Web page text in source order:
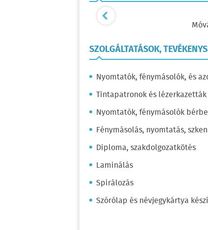
SZOLGÁLTATÁSOK,
Nyomtatók, fénymásolók, és
Tintapatronok és
Nyomtatók, fénymásolók
Fénymásolás, nyomtatás,
Diploma, szakdolgozatkötés
Laminálás
Spirálozás
Szórólap és névjegykártya